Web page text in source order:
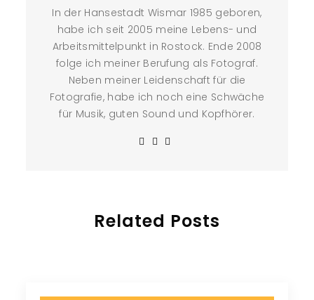
In der Hansestadt Wismar 1985 geboren,
habe ich seit 2005 meine Lebens- und
Arbeitsmittelpunkt in Rostock. Ende 2008
folge ich meiner Berufung als Fotograf.
Neben meiner Leidenschaft für die
Fotografie, habe ich noch eine Schwäche
für Musik, guten Sound und Kopfhörer.
Related Posts